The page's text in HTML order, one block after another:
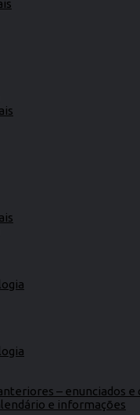
– enunciados
e informações